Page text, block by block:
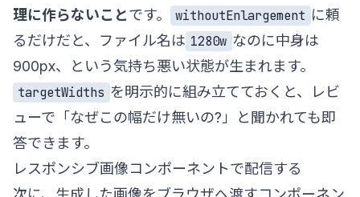
理に作らないことです。 withoutEnlargement に頼
るだけだと、ファイル名は 1280w なのに中身は
900px、という気持ち悪い状態が生まれます。
targetWidths を明示的に組み立てておくと、レビ
ューで「なぜこの幅だけ無いの?」と聞かれても即
答できます。
レスポンシブ画像コンポーネントで配信する